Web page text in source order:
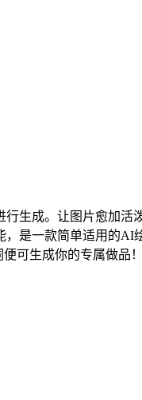
成。让图片愈加活
是一款简单适用的
可生成你的专属做品